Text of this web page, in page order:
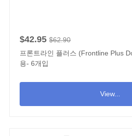
$42.95 $62.90
프론트라인 플러스 (Frontline Plus
용- 6개입
View...